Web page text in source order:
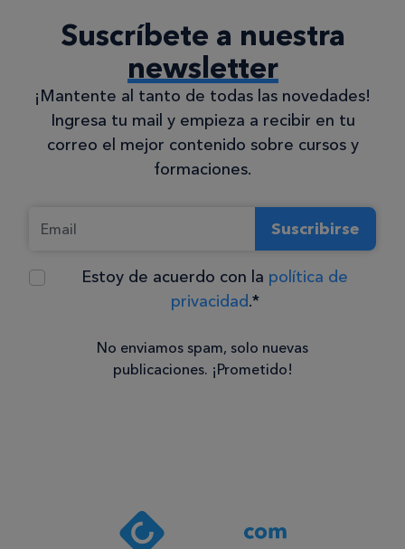
Suscríbete a nuestra
newsletter
¡Mantente al tanto de todas las novedades!
Ingresa tu mail y empieza a recibir en tu
correo el mejor contenido sobre cursos y
formaciones.
Suscribirse
Estoy de acuerdo con la política de
privacidad.*
Consentimiento
política de
privacidad .*
No enviamos spam, solo nuevas
publicaciones. ¡Prometido!